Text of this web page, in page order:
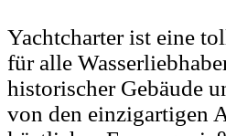
Yachtcharter ist eine
für alle
historischer Gebäude
von den einzigartigen